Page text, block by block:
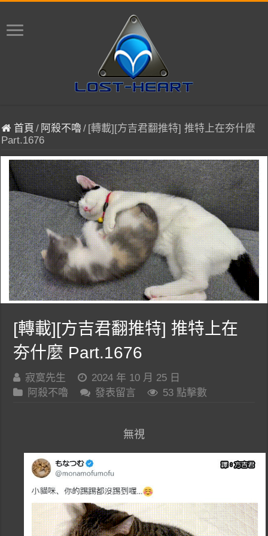
首頁 / 阿殺不嚕/ [轉載][方吉君翻推特] 推特上在夯什麼
Part.1676
[轉載][方吉君翻推特] 推特上在
夯什麼 Part.1676
寂寞先生
2024 年 10 月 25 日
阿殺不嚕
發表留言 53 點擊數
無視